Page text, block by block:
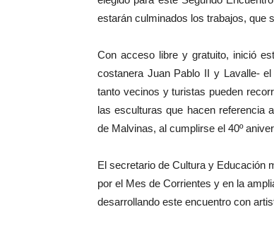
estarán culminados los trabajos, que
Con acceso libre y gratuito, inició
costanera Juan Pablo II y Lavalle-
tanto vecinos y turistas pueden
las esculturas que hacen referencia
de Malvinas, al cumplirse el 40º
El secretario de Cultura y Educación
por el Mes de Corrientes y en la
desarrollando este encuentro con